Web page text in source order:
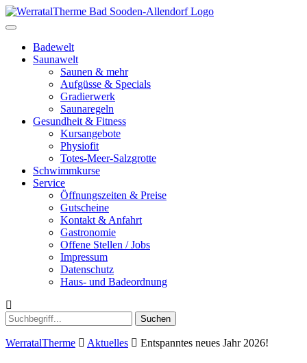
Toggle
navigationBadewelt
Saunawelt
Saunen & mehr
Aufgüsse & Specials
Gradierwerk
Saunaregeln
Gesundheit & Fitness
Kursangebote
Physiofit
Totes-Meer-Salzgrotte
Schwimmkurse
Service
Öffnungszeiten & Preise
Gutscheine
Kontakt & Anfahrt
Gastronomie
Offene Stellen / Jobs
Impressum
Datenschutz
Haus- und Badeordnung
Suchen
WerratalTherme Aktuelles Entspanntes neues Jahr 2026!